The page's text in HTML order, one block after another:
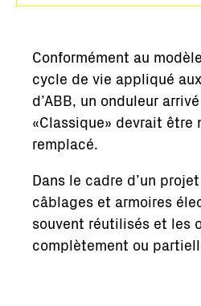
Conformément au
cycle de vie appliqué
d’ABB, un onduleur
«Classique» devrait être
remplacé.
Dans le cadre d’un
câblages et armoires
souvent réutilisés et les
complètement ou